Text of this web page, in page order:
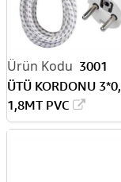
3001
ÜTÜ KORDONU
1,8MT PVC